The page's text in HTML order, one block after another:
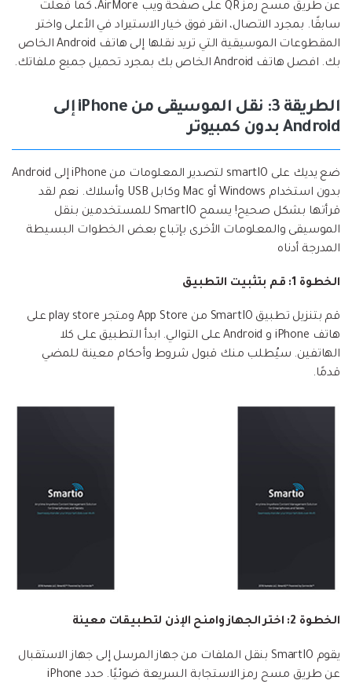
عن طريق مسح رمز QR على صفحة ويب AirMore، كما فعلت
سابقًا. بمجرد الاتصال، انقر فوق خيار الاستيراد في الأعلى واختر
المقطوعات الموسيقية التي تريد نقلها إلى هاتف Android الخاص
بك. افصل هاتف Android الخاص بك بمجرد تحميل جميع ملفاتك.
الطريقة 3: نقل الموسيقى من iPhone إلى
Android بدون كمبيوتر
ضع يديك على smartIO لتصدير المعلومات من iPhone إلى Android
بدون استخدام Windows أو Mac وكابل USB وأسلاك. نعم لقد
قرأتها بشكل صحيح! يسمح SmartIO للمستخدمين بنقل
الموسيقى والمعلومات الأخرى بإتباع بعض الخطوات البسيطة
المدرجة أدناه
الخطوة 1: قم بتثبيت التطبيق
قم بتنزيل تطبيق SmartIO من App Store ومتجر play store على
هاتف iPhone و Android على التوالي. ابدأ التطبيق على كلا
الهاتفين. سيُطلب منك قبول شروط وأحكام معينة للمضي
قدمًا.
الخطوة 2: اختر الجهاز وامنح الإذن لتطبيقات معينة
يقوم SmartIO بنقل الملفات من جهاز المرسل إلى جهاز الاستقبال
عن طريق مسح رمز الاستجابة السريعة ضوئيًا. حدد iPhone